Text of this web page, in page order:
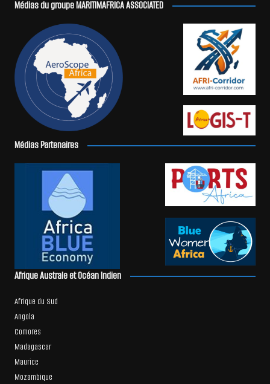
Médias du groupe MARITIMAFRICA ASSOCIATED
Médias Partenaires
Afrique Australe et Océan Indien
Afrique du Sud
Angola
Comores
Madagascar
Maurice
Mozambique